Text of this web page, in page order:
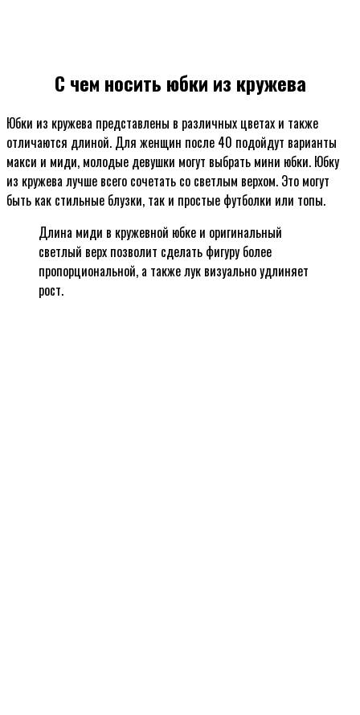
С чем носить юбки из кружева
Юбки из кружева представлены в различных цветах и также
отличаются длиной. Для женщин после 40 подойдут варианты
макси и миди, молодые девушки могут выбрать мини юбки. Юбку
из кружева лучше всего сочетать со светлым верхом. Это могут
быть как стильные блузки, так и простые футболки или топы.
Длина миди в кружевной юбке и оригинальный
светлый верх позволит сделать фигуру более
пропорциональной, а также лук визуально удлиняет
рост.